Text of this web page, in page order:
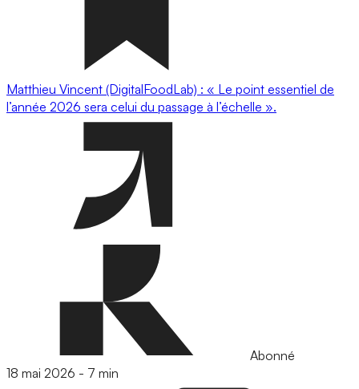
Matthieu Vincent (DigitalFoodLab) : « Le point essentiel de
l’année 2026 sera celui du passage à l’échelle ».
Abonné
18 mai 2026 - 7 min